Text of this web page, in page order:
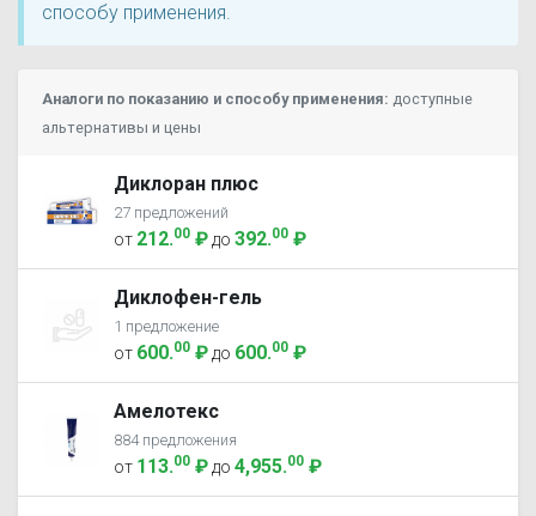
способу применения.
Аналоги по показанию и способу применения: доступные
альтернативы и цены
Диклоран плюс
27 предложений
от 212.00 ₽ до 392.00 ₽
Диклофен-гель
1 предложение
от 600.00 ₽ до 600.00 ₽
Амелотекс
884 предложения
от 113.00 ₽ до 4,955.00 ₽